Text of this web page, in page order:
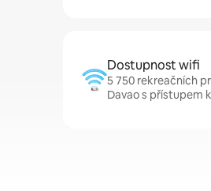
Dostupnost wifi
5 750 rekreačních
Davao s přístupem